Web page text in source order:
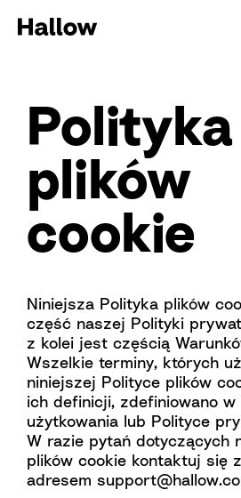
Polityka
plików
cookie
Niniejsza Polityka plików
część naszej Polityki
z kolei jest częścią
Wszelkie terminy, których
niniejszej Polityce plików
ich definicji, zdefiniowano w
użytkowania lub Polityce
W razie pytań dotyczących
plików cookie kontaktuj się
adresem